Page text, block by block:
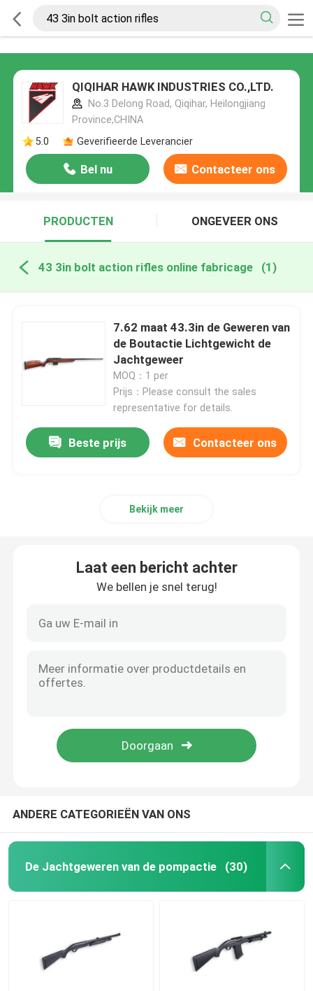
QIQIHAR HAWK INDUSTRIES CO.,LTD.
No.3 Delong Road, Qiqihar, Heilongjiang
Province,CHINA
5.0
Geverifieerde Leverancier
Bel nu Contacteer ons
PRODUCTEN ONGEVEER ONS
43 3in bolt action rifles online fabricage (1)
7.62 maat 43.3in de Geweren van
de Boutactie Lichtgewicht de
Jachtgeweer
MOQ：1 per
Prijs：Please consult the sales
representative for details.
Beste prijs Contacteer ons
Bekijk meer
Laat een bericht achter
We bellen je snel terug!
ANDERE CATEGORIEËN VAN ONS
De Jachtgeweren van de pompactie (30)